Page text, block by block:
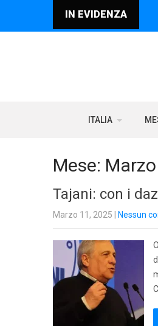
IN EVIDENZA
ITALIA
Mese:
Tajani: con i
Marzo 11, 2025 Nessun